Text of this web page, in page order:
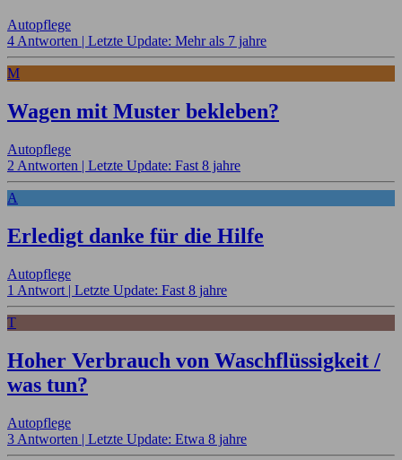
Autopflege
4 Antworten | Letzte Update: Mehr als 7 jahre
M
Wagen mit Muster bekleben?
Autopflege
2 Antworten | Letzte Update: Fast 8 jahre
A
Erledigt danke für die Hilfe
Autopflege
1 Antwort | Letzte Update: Fast 8 jahre
T
Hoher Verbrauch von Waschflüssigkeit /
was tun?
Autopflege
3 Antworten | Letzte Update: Etwa 8 jahre